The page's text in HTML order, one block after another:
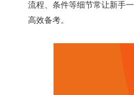
流程、条件等细节常让新手一
高效备考。